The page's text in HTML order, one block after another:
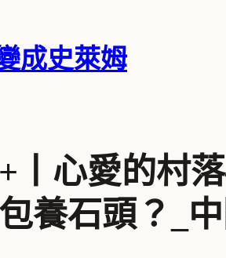
成史萊姆
丨心愛的村
養石頭？_